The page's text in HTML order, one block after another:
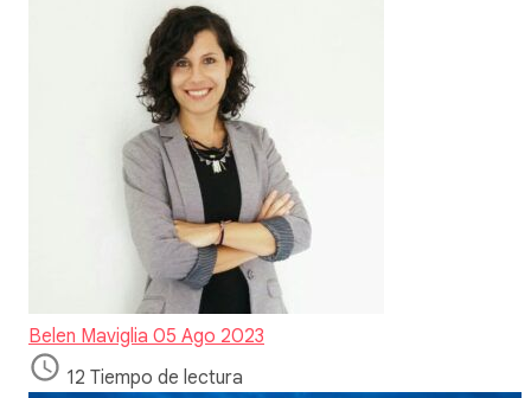
Belen Maviglia 05 Ago 2023
12 Tiempo de lectura